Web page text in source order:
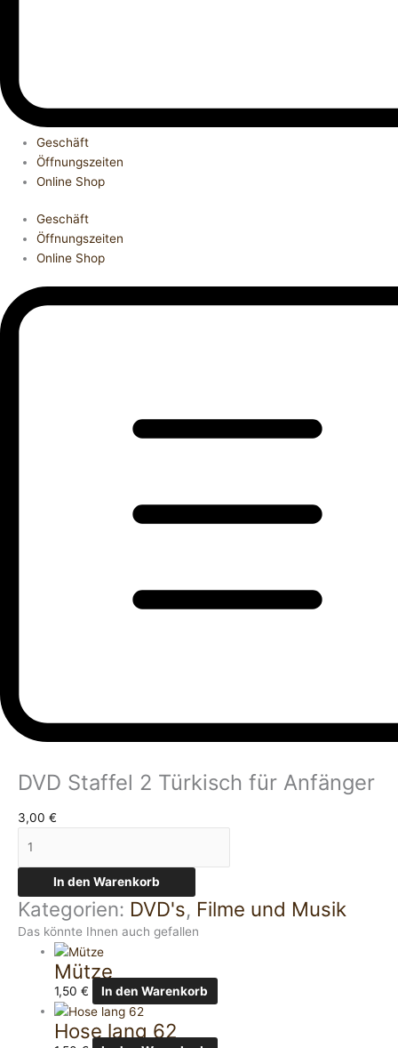
Geschäft
Öffnungszeiten
Online Shop
Geschäft
Öffnungszeiten
Online Shop
DVD Staffel 2 Türkisch für Anfänger
3,00 €
In den Warenkorb
Kategorien: DVD's, Filme und Musik
Das könnte Ihnen auch gefallen
Mütze
1,50€ In den Warenkorb
Hose lang 62